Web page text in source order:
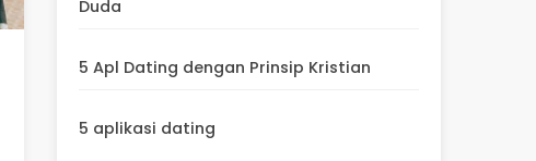
Duda
5 Apl Dating dengan Prinsip Kristian
5 aplikasi dating